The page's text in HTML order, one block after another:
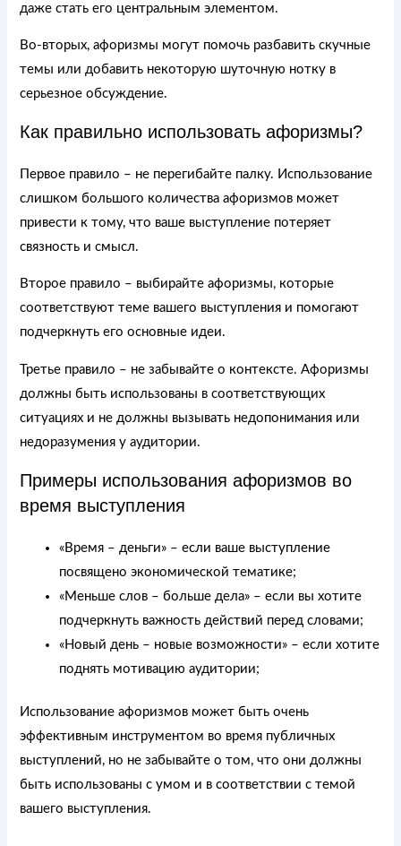
даже стать его центральным элементом.
Во-вторых, афоризмы могут помочь разбавить скучные
темы или добавить некоторую шуточную нотку в
серьезное обсуждение.
Как правильно использовать афоризмы?
Первое правило – не перегибайте палку. Использование
слишком большого количества афоризмов может
привести к тому, что ваше выступление потеряет
связность и смысл.
Второе правило – выбирайте афоризмы, которые
соответствуют теме вашего выступления и помогают
подчеркнуть его основные идеи.
Третье правило – не забывайте о контексте. Афоризмы
должны быть использованы в соответствующих
ситуациях и не должны вызывать недопонимания или
недоразумения у аудитории.
Примеры использования афоризмов во
время выступления
«Время – деньги» – если ваше выступление
посвящено экономической тематике;
«Меньше слов – больше дела» – если вы хотите
подчеркнуть важность действий перед словами;
«Новый день – новые возможности» – если хотите
поднять мотивацию аудитории;
Использование афоризмов может быть очень
эффективным инструментом во время публичных
выступлений, но не забывайте о том, что они должны
быть использованы с умом и в соответствии с темой
вашего выступления.